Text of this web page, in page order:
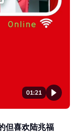
01:21
但喜欢陆兆福